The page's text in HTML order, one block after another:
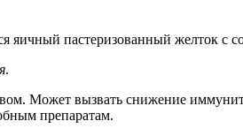
яичный пастеризованный желток с
.
Может вызвать снижение
препаратам.